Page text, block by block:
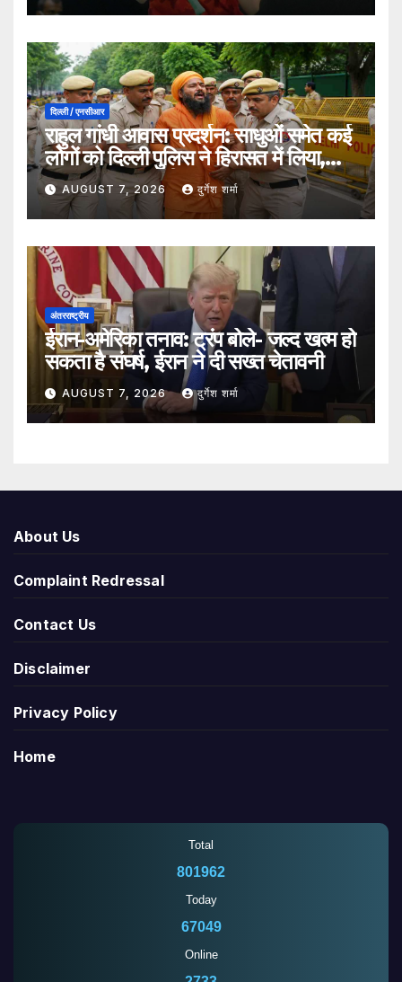
दिल्ली / एनसीआर
राहुल गांधी आवास प्रदर्शन: साधुओं समेत कई
लोगों को दिल्ली पुलिस ने हिरासत में लिया,
सुरक्षा व्यवस्था कड़ी
AUGUST 7, 2026 दुर्गेश शर्मा
अंतरराष्ट्रीय
ईरान-अमेरिका तनाव: ट्रंप बोले- जल्द खत्म हो
सकता है संघर्ष, ईरान ने दी सख्त चेतावनी
AUGUST 7, 2026 दुर्गेश शर्मा
About Us
Complaint Redressal
Contact Us
Disclaimer
Privacy Policy
Home
Total
801964
Today
67051
Online